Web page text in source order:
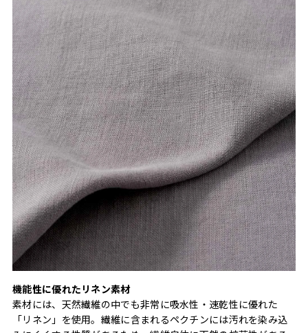
機能性に優れたリネン素材
素材には、天然繊維の中でも非常に吸水性・速乾性に優れた
「リネン」を使用。繊維に含まれるペクチンには汚れを染み込